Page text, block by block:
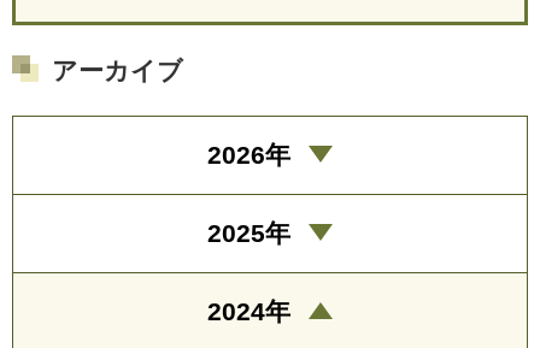
アーカイブ
2026年
2025年
2024年